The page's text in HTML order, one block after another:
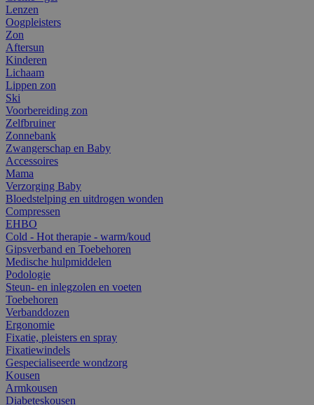
Lenzen
Oogpleisters
Zon
Aftersun
Kinderen
Lichaam
Lippen zon
Ski
Voorbereiding zon
Zelfbruiner
Zonnebank
Zwangerschap en Baby
Accessoires
Mama
Verzorging Baby
Bloedstelping en uitdrogen wonden
Compressen
EHBO
Cold - Hot therapie - warm/koud
Gipsverband en Toebehoren
Medische hulpmiddelen
Podologie
Steun- en inlegzolen en voeten
Toebehoren
Verbanddozen
Ergonomie
Fixatie, pleisters en spray
Fixatiewindels
Gespecialiseerde wondzorg
Kousen
Armkousen
Diabeteskousen